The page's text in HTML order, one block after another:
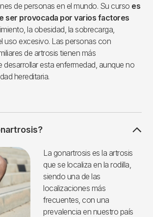
de personas en el mundo. Su curso es
ser provocada por varios factores
la obesidad, la sobrecarga,
uso excesivo. Las personas con
de artrosis tienen más
desarrollar esta enfermedad, aunque no
hereditaria.
La gonartrosis es la artrosis
que se localiza en la rodilla,
siendo una de las
localizaciones más
frecuentes, con una
prevalencia en nuestro país